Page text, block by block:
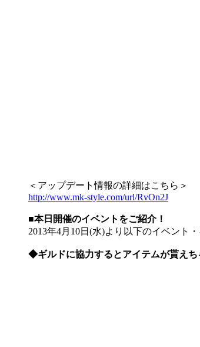
＜アップデート情報の詳細はこちら＞
http://www.mk-style.com/url/RvOn2J
■本日開催のイベントをご紹介！
2013年4月10日(水)より以下のイベント
◆ギルドに協力するとアイテムが貰え